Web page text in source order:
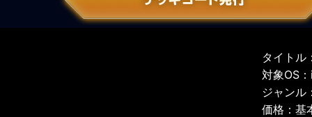
タイトル
対象OS
ジャンル
価格：基